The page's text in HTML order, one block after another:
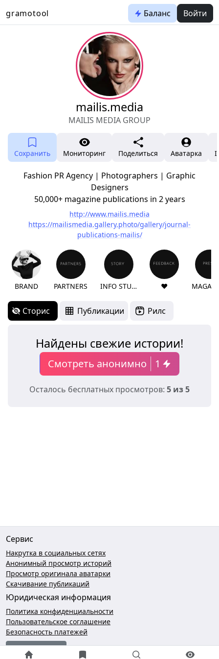
gramotool Баланс Войти
mailis.media
MAILIS MEDIA GROUP
Сохранить Мониторинг Поделиться Аватарка
Fashion PR Agency | Photographers | Graphic
Designers
50,000+ magazine publications in 2 years
http://www.mailis.media
https://mailismedia.gallery.photo/gallery/journal-
publications-mailis/
BRAND PARTNERS INFO STUDIO ❤️
Сторис Публикации Рилс
Найдены свежие истории!
Смотреть анонимно 1
Осталось бесплатных просмотров: 5 из 5
Сервис
Накрутка в социальных сетях
Анонимный просмотр историй
Просмотр оригинала аватарки
Скачивание публикаций
Юридическая информация
Политика конфиденциальности
Пользовательское соглашение
Безопасность платежей
Чат поддержки